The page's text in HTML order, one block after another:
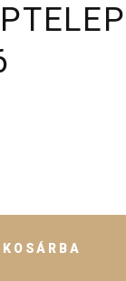
KOSÁRBA